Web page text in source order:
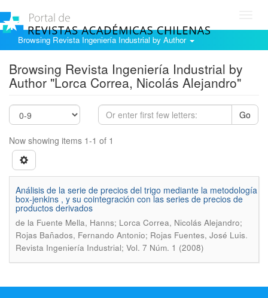
Browsing Revista Ingeniería Industrial by Author
Browsing Revista Ingeniería Industrial by
Author "Lorca Correa, Nicolás Alejandro"
Go
Now showing items 1-1 of 1
Análisis de la serie de precios del trigo mediante la metodología
box-jenkins , y su cointegración con las series de precios de
productos derivados
de la Fuente Mella, Hanns; Lorca Correa, Nicolás Alejandro;
Rojas Bañados, Fernando Antonio; Rojas Fuentes, José Luis.
Revista Ingeniería Industrial; Vol. 7 Núm. 1 (2008)